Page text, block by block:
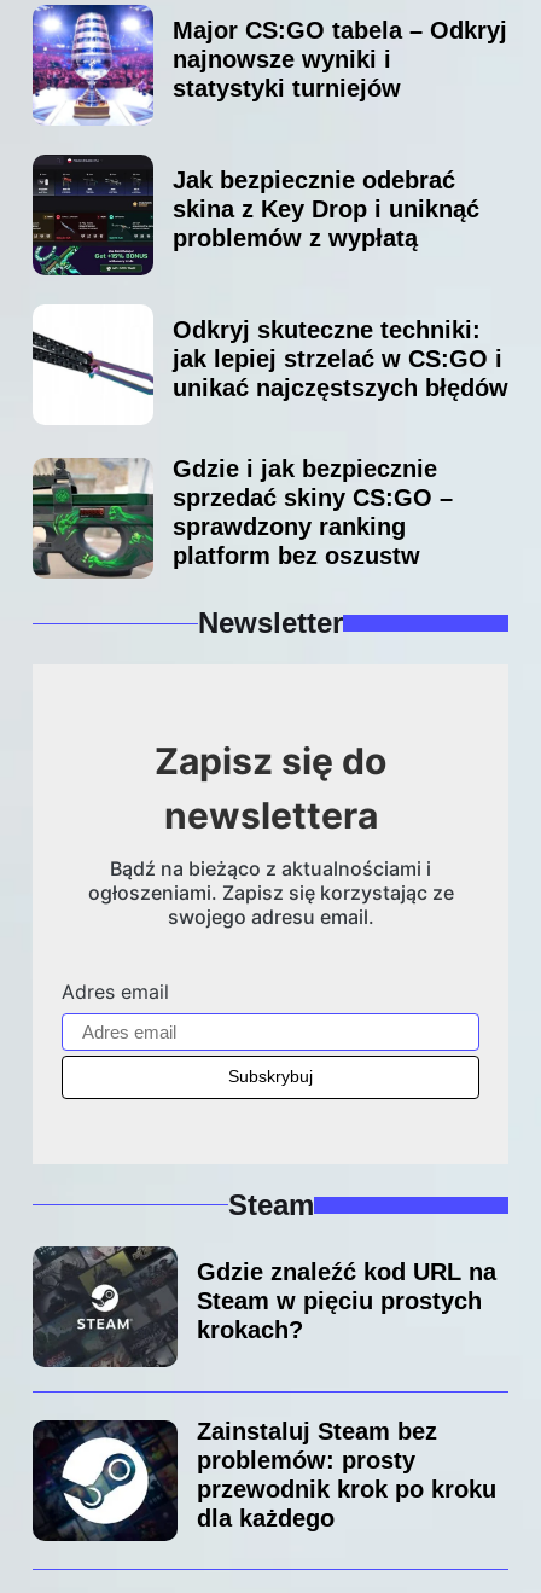
Major CS:GO tabela – Odkryj
najnowsze wyniki i
statystyki turniejów
Jak bezpiecznie odebrać
skina z Key Drop i uniknąć
problemów z wypłatą
Odkryj skuteczne techniki:
jak lepiej strzelać w CS:GO i
unikać najczęstszych błędów
Gdzie i jak bezpiecznie
sprzedać skiny CS:GO –
sprawdzony ranking
platform bez oszustw
Newsletter
Zapisz się do
newslettera
Bądź na bieżąco z aktualnościami i
ogłoszeniami. Zapisz się korzystając ze
swojego adresu email.
Adres email
Steam
Gdzie znaleźć kod URL na
Steam w pięciu prostych
krokach?
Zainstaluj Steam bez
problemów: prosty
przewodnik krok po kroku
dla każdego